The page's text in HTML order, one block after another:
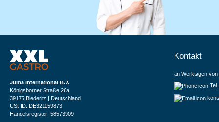
Juma International B.V.
Königsborner Straße 26a
39175 Biederitz | Deutschland
USt-ID: DE321159873
Handelsregister: 58573909
Kontakt
an Werktagen